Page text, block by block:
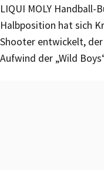
LIQUI MOLY
Halbposition hat sich
Shooter entwickelt,
Aufwind der „Wild